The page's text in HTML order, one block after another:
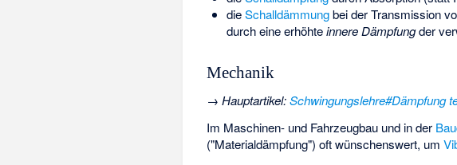
dieSchalldämmungbei der Transmission
durch eine erhöhteinnere Dämpfungder
Mechanik
→Hauptartikel:Schwingungslehre#Dämpfung
Im Maschinen- und Fahrzeugbau und in der
("Materialdämpfung") oft wünschenswert, um